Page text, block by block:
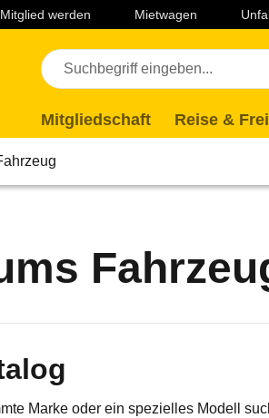
Fußzeile
Mitglied werden Mietwagen
Mitgliedschaft Reise &
Marke oder ein spezielles Modell